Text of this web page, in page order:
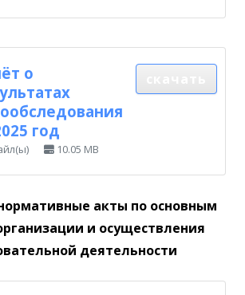
о
год
10.05 MB
акты по основным
и осуществления
деятельности